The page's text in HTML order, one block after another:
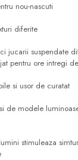
nou-nascuti
diferite
jucarii suspendate
pentru ore intregi
si usor de curatat
de modele
stimuleaza